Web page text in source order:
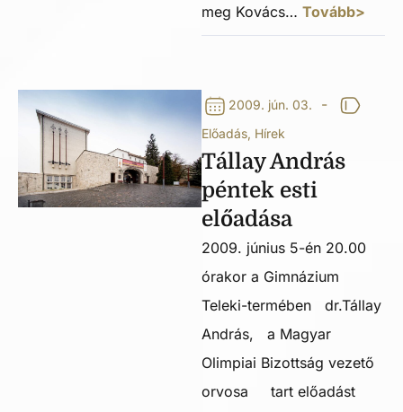
meg Kovács… Tovább>
2009. jún. 03. -
Előadás, Hírek
Tállay András
péntek esti
előadása
2009. június 5-én 20.00
órakor a Gimnázium
Teleki-termében dr.Tállay
András, a Magyar
Olimpiai Bizottság vezető
orvosa tart előadást